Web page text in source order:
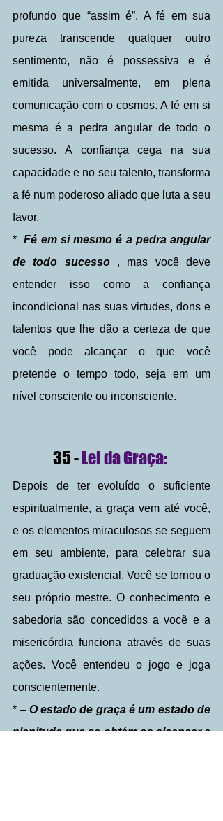
profundo que “assim é”. A fé em sua
pureza transcende qualquer outro
sentimento, não é possessiva e é
emitida universalmente, em plena
comunicação com o cosmos. A fé em si
mesma é a pedra angular de todo o
sucesso. A confiança cega na sua
capacidade e no seu talento, transforma
a fé num poderoso aliado que luta a seu
favor.
* Fé em si mesmo é a pedra angular
de todo sucesso , mas você deve
entender isso como a confiança
incondicional nas suas virtudes, dons e
talentos que lhe dão a certeza de que
você pode alcançar o que você
pretende o tempo todo, seja em um
nível consciente ou inconsciente.
35 - Lei da Graça:
Depois de ter evoluído o suficiente
espiritualmente, a graça vem até você,
e os elementos miraculosos se seguem
em seu ambiente, para celebrar sua
graduação existencial. Você se tornou o
seu próprio mestre. O conhecimento e
sabedoria são concedidos a você e a
misericórdia funciona através de suas
ações. Você entendeu o jogo e joga
conscientemente.
* – O estado de graça é um estado de
plenitude que se obtém ao alcançar a